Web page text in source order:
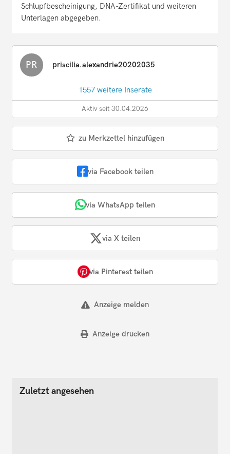
Schlupfbescheinigung, DNA-Zertifikat und weiteren
Unterlagen abgegeben.
PR priscilia.alexandrie20202035
1557 weitere Inserate
Aktiv seit 30.04.2026
zu Merkzettel hinzufügen
via Facebook teilen
via WhatsApp teilen
via X teilen
via Pinterest teilen
Anzeige melden
Anzeige drucken
Zuletzt angesehen